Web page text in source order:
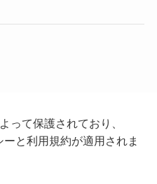
って保護されており、
ーと利用規約が適用されま